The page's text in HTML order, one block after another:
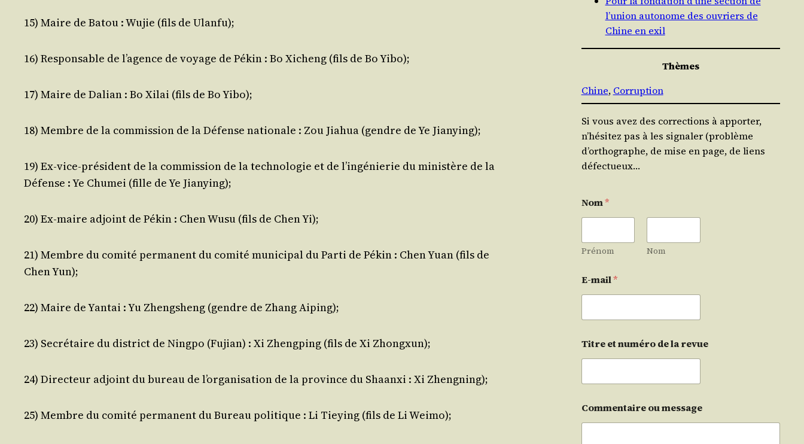
15) Maire de Batou : Wujie (fils de Ulanfu);
16) Res­pon­sable de l’a­gence de voyage de Pékin : Bo Xicheng (fils de Bo Yibo);
17) Maire de Dalian : Bo Xilai (fils de Bo Yibo);
18) Membre de la com­mis­sion de la Défense natio­nale : Zou Jia­hua (gendre de Ye Jianying);
19) Ex-vice-pré­sident de la com­mis­sion de la tech­no­lo­gie et de l’in­gé­nie­rie du minis­tère de la
Défense : Ye Chu­mei (fille de Ye Jianying);
20) Ex-maire adjoint de Pékin : Chen Wusu (fils de Chen Yi);
21) Membre du comi­té per­ma­nent du comi­té muni­ci­pal du Par­ti de Pékin : Chen Yuan (fils de
Chen Yun);
22) Maire de Yan­tai : Yu Zheng­sheng (gendre de Zhang Aiping);
23) Secré­taire du dis­trict de Ning­po (Fujian) : Xi Zheng­ping (fils de Xi Zhongxun);
24) Direc­teur adjoint du bureau de l’or­ga­ni­sa­tion de la pro­vince du Shaan­xi : Xi Zhengning);
25) Membre du comi­té per­ma­nent du Bureau poli­tique : Li Tieying (fils de Li Weimo);
l’union autonome des ouvriers de
Chine en exil
Thèmes
Chine, Corruption
Si vous avez des corrections à apporter,
n’hésitez pas à les signaler (problème
d’orthographe, de mise en page, de liens
défectueux…
Nom*
Prénom Nom
E-mail*
Titre et numéro de la revue
Commentaire ou message